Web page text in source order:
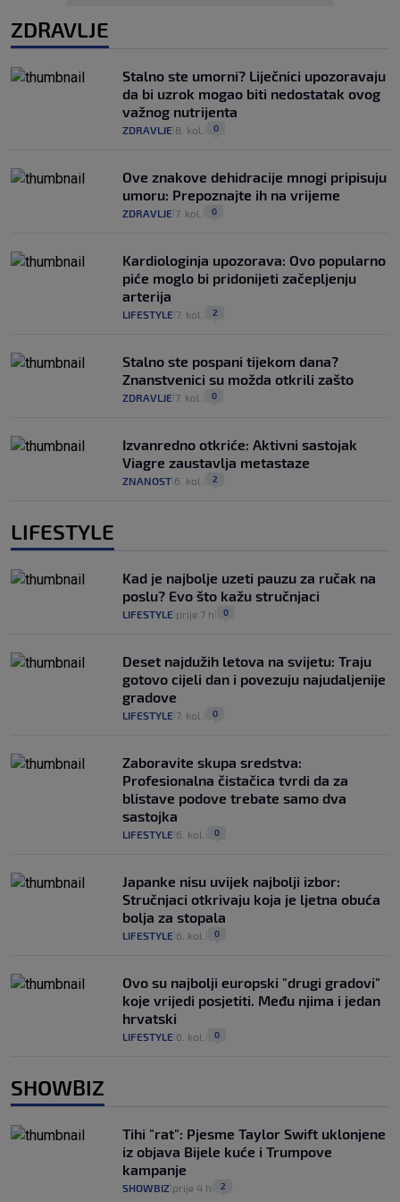
ZDRAVLJE
Stalno ste umorni? Liječnici upozoravaju
da bi uzrok mogao biti nedostatak ovog
važnog nutrijenta
ZDRAVLJE 8. kol. 0
Ove znakove dehidracije mnogi pripisuju
umoru: Prepoznajte ih na vrijeme
ZDRAVLJE 7. kol. 0
Kardiologinja upozorava: Ovo popularno
piće moglo bi pridonijeti začepljenju
arterija
LIFESTYLE 7. kol. 2
Stalno ste pospani tijekom dana?
Znanstvenici su možda otkrili zašto
ZDRAVLJE 7. kol. 0
Izvanredno otkriće: Aktivni sastojak
Viagre zaustavlja metastaze
ZNANOST 6. kol. 2
LIFESTYLE
Kad je najbolje uzeti pauzu za ručak na
poslu? Evo što kažu stručnjaci
LIFESTYLE prije 7 h 0
Deset najdužih letova na svijetu: Traju
gotovo cijeli dan i povezuju najudaljenije
gradove
LIFESTYLE 7. kol. 0
Zaboravite skupa sredstva:
Profesionalna čistačica tvrdi da za
blistave podove trebate samo dva
sastojka
LIFESTYLE 6. kol. 0
Japanke nisu uvijek najbolji izbor:
Stručnjaci otkrivaju koja je ljetna obuća
bolja za stopala
LIFESTYLE 6. kol. 0
Ovo su najbolji europski "drugi gradovi"
koje vrijedi posjetiti. Među njima i jedan
hrvatski
LIFESTYLE 6. kol. 0
SHOWBIZ
Tihi "rat": Pjesme Taylor Swift uklonjene
iz objava Bijele kuće i Trumpove
kampanje
SHOWBIZ prije 4 h 2